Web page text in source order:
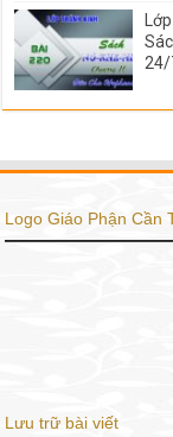
Logo Giáo Phận Cần
Lưu trữ bài viết